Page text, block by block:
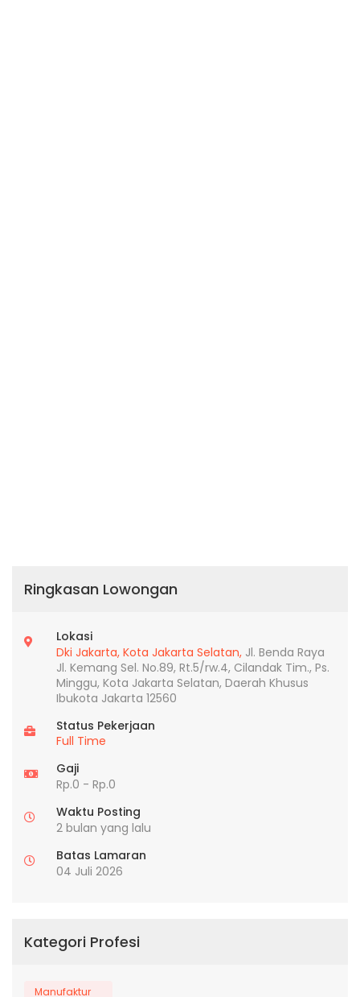
Ringkasan Lowongan
Lokasi
Dki Jakarta, Kota Jakarta Selatan, Jl. Benda Raya
Jl. Kemang Sel. No.89, Rt.5/rw.4, Cilandak Tim., Ps.
Minggu, Kota Jakarta Selatan, Daerah Khusus
Ibukota Jakarta 12560
Status Pekerjaan
Full Time
Gaji
Rp.0 - Rp.0
Waktu Posting
2 bulan yang lalu
Batas Lamaran
04 Juli 2026
Kategori Profesi
Manufaktur